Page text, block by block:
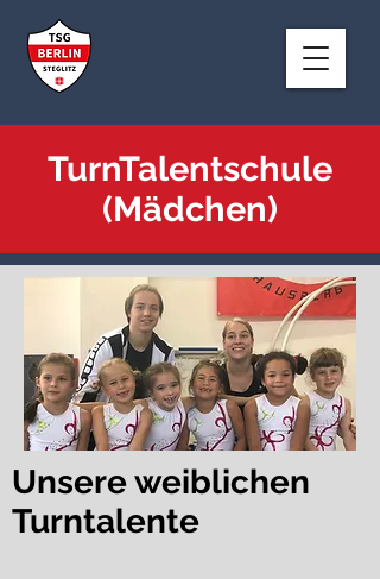
TurnTalentschule
(Mädchen)
Unsere weiblichen
Turntalente